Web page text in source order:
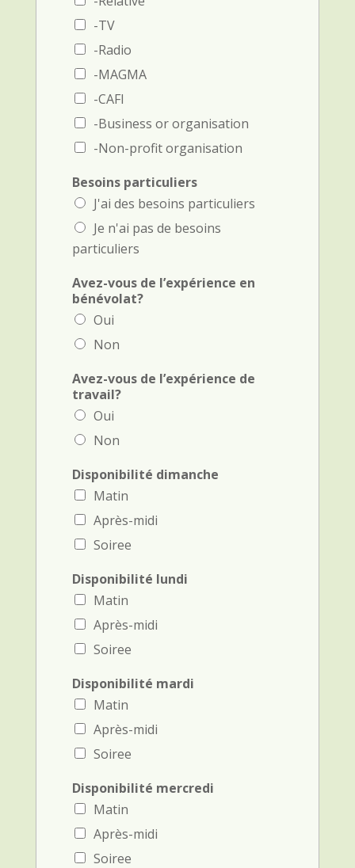
e
)
o
n
e
)
-TV
-Radio
-MAGMA
-CAFI
-Business or organisation
-Non-profit organisation
Besoins particuliers
J'ai des besoins particuliers
Je n'ai pas de besoins
particuliers
Avez-vous de l’expérience en
bénévolat?
Oui
Non
Avez-vous de l’expérience de
travail?
Oui
Non
Disponibilité dimanche
Matin
Après-midi
Soiree
Disponibilité lundi
Matin
Après-midi
Soiree
Disponibilité mardi
Matin
Après-midi
Soiree
Disponibilité mercredi
Matin
Après-midi
Soiree